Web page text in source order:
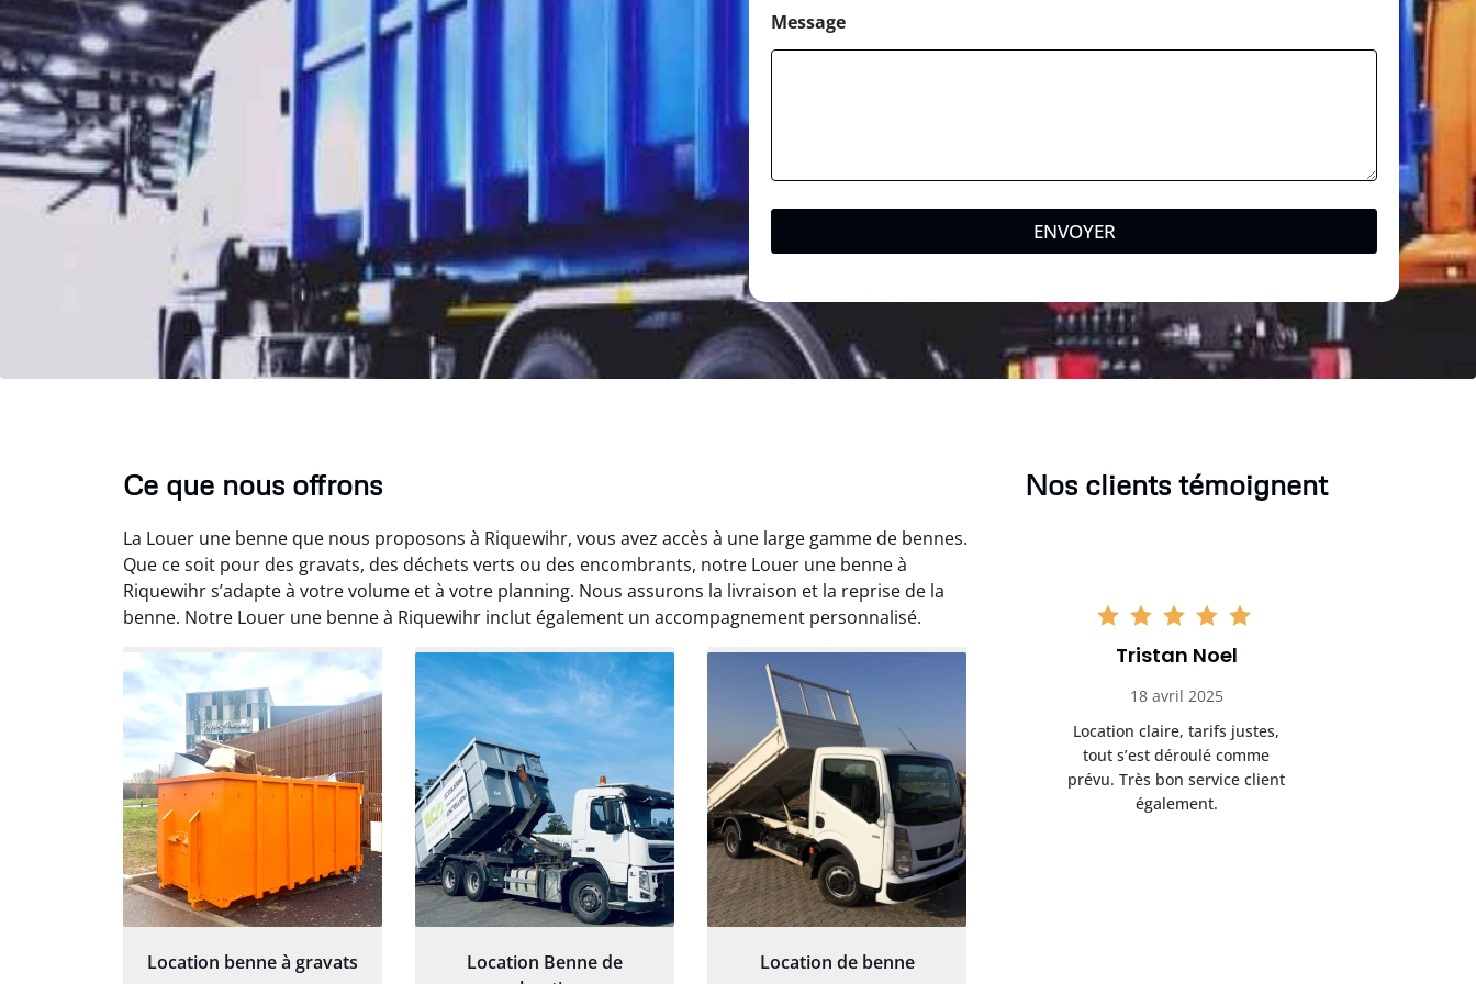
Message
ENVOYER
Ce que nous offrons
La Louer une benne que nous proposons à Riquewihr, vous avez accès à une large gamme de bennes.
Que ce soit pour des gravats, des déchets verts ou des encombrants, notre Louer une benne à
Riquewihr s’adapte à votre volume et à votre planning. Nous assurons la livraison et la reprise de la
benne. Notre Louer une benne à Riquewihr inclut également un accompagnement personnalisé.
Location benne à gravats
Location Benne de
Location de benne
Nos clients témoignent
Aurélie Bonnet
21 juin 2024
Le service de terrassement
jardin à Var était
exceptionnel. L'équipe a
travaillé de manière efficace
et professionnelle, laissant
notre jardin impeccable et
prêt pour notre nouveau
projet d'aménagement
paysager.
Elisa Barreau
6 avril 2025
Parfait pour évacuer les
gravats de mon chantier.
Service rapide et efficace. Je
recommande sans
hésitation.
Tristan Noel
18 avril 2025
Location claire, tarifs justes,
tout s’est déroulé comme
prévu. Très bon service client
également.